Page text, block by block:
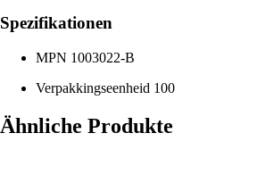
Spezifikationen
MPN 1003022-B
Verpakkingseenheid 100
Ähnliche Produkte